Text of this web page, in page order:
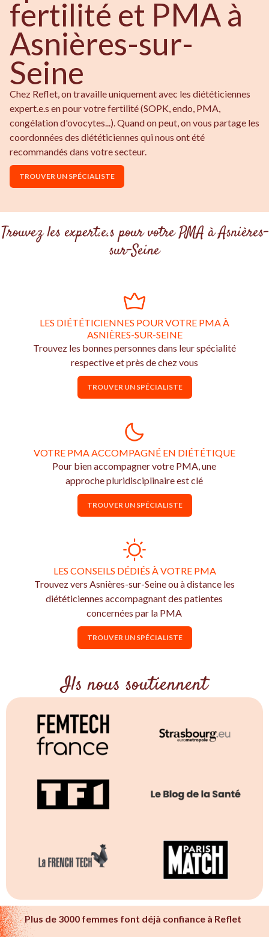
fertilité et PMA à
Asnières-sur-
Seine
Chez Reflet, on travaille uniquement avec les diététiciennes
expert.e.s en pour votre fertilité (SOPK, endo, PMA,
congélation d'ovocytes...). Quand on peut, on vous partage les
coordonnées des diététiciennes qui nous ont été
recommandés dans votre secteur.
TROUVER UN SPÉCIALISTE
Trouvez les expert.e.s pour votre PMA à Asnières-
sur-Seine
LES DIÉTÉTICIENNES POUR VOTRE PMA À
ASNIÈRES-SUR-SEINE
Trouvez les bonnes personnes dans leur spécialité
respective et près de chez vous
TROUVER UN SPÉCIALISTE
VOTRE PMA ACCOMPAGNÉ EN DIÉTÉTIQUE
Pour bien accompagner votre PMA, une
approche pluridisciplinaire est clé
TROUVER UN SPÉCIALISTE
LES CONSEILS DÉDIÉS À VOTRE PMA
Trouvez vers Asnières-sur-Seine ou à distance les
diététiciennes accompagnant des patientes
concernées par la PMA
TROUVER UN SPÉCIALISTE
Ils nous soutiennent
Plus de 3000 femmes font déjà confiance à Reflet